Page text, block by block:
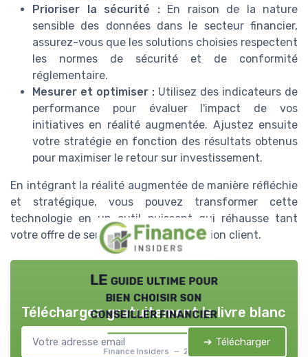
Prioriser la sécurité :En raison de la nature
sensible des données dans le secteur financier,
assurez-vous que les solutions choisies respectent
les normes de sécurité et de conformité
réglementaire.
Mesurer et optimiser : Utilisez des indicateurs de
performance pour évaluer l'impact de vos
initiatives en réalité augmentée. Ajustez ensuite
votre stratégie en fonction des résultats obtenus
pour maximiser le retour sur investissement.
En intégrant la réalité augmentée de manière réfléchie
et stratégique, vous pouvez transformer cette
technologie en un outil puissant qui réhausse tant
votre offre de services que la satisfaction client.
LE guide ultime pour
bien choisir son
conseiller financier
Finance Insiders — 2026
Téléchargez gratuitement le livre blanc
➔ Télécharger